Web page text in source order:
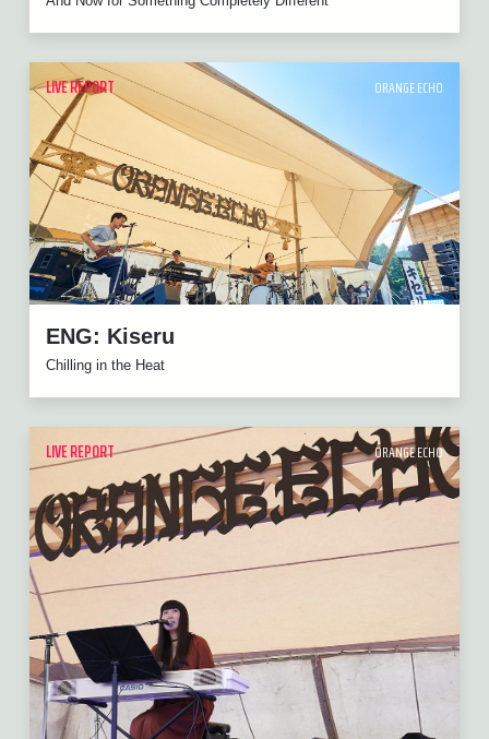
LIVE REPORT ORANGE ECHO
ENG: Kiseru
Chilling in the Heat
LIVE REPORT ORANGE ECHO